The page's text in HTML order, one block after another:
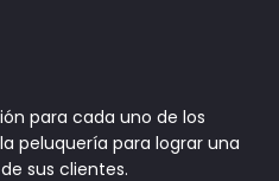
para cada uno de los
peluquería para lograr una
sus clientes.